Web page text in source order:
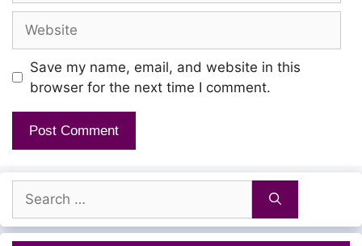
Modha yaaru
Modhina thaarumaaru
Abacca darru Abacca darru
Save my name, email, and website in this
browser for the next time I comment.
for: